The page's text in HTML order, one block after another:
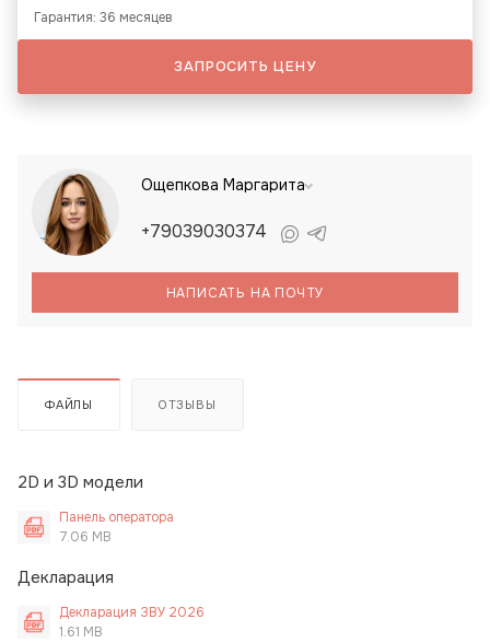
Гарантия: 36 месяцев
ЗАПРОСИТЬ ЦЕНУ
Ощепкова Маргарита
+79039030374
НАПИСАТЬ НА ПОЧТУ
ФАЙЛЫ ОТЗЫВЫ
2D и 3D модели
Панель оператора
7.06 MB
Декларация
Декларация ЗВУ 2026
1.61 MB